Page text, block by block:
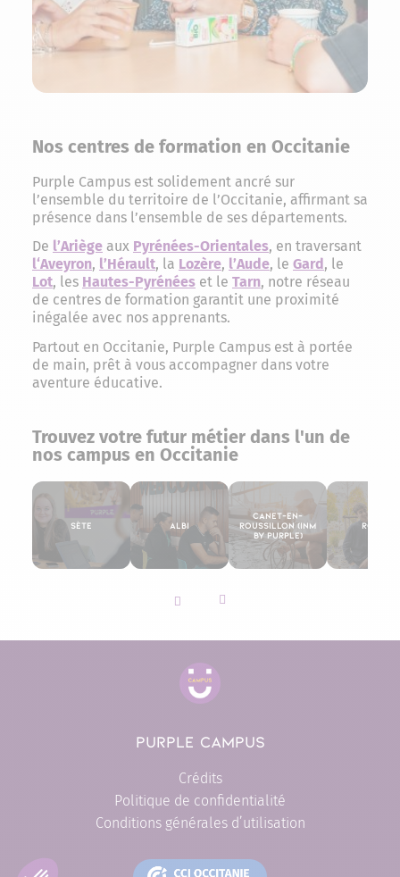
Nos centres de formation en Occitanie
Purple Campus est solidement ancré sur
l’ensemble du territoire de l’Occitanie, affirmant sa
présence dans l’ensemble de ses départements.
De l’Ariège aux Pyrénées-Orientales, en traversant
l‘Aveyron, l’Hérault, la Lozère, l’Aude, le Gard , le
Lot, les Hautes-Pyrénées et le Tarn, notre réseau
de centres de formation garantit une proximité
inégalée avec nos apprenants.
Partout en Occitanie, Purple Campus est à portée
de main, prêt à vous accompagner dans votre
aventure éducative.
Trouvez votre futur métier dans l'un de
nos campus en Occitanie
Slider vers la gauche
Sète Albi
Canet-en-
Roussillon (INM
By Purple)
Rodez
Slider vers la droite
PURPLE CAMPUS
Crédits
Politique de confidentialité
Conditions générales d’utilisation